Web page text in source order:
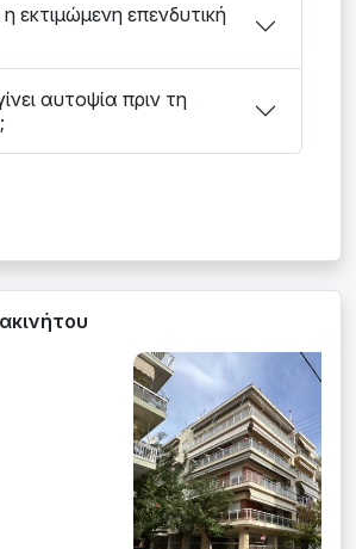
η εκτιμώμενη επενδυτική
αυτοψία πριν τη